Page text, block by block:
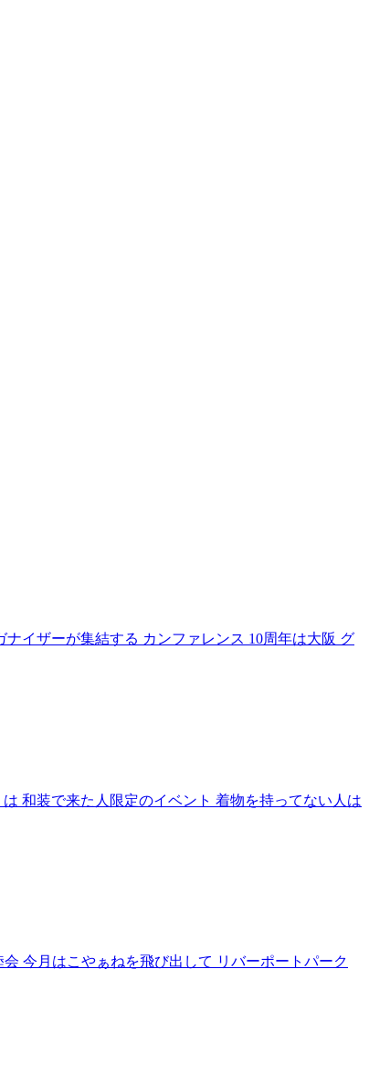
イザーが集結する カンファレンス 10周年は大阪 グ
和装で来た人限定のイベント 着物を持ってない人は
今月はこやぁねを飛び出して リバーポートパーク